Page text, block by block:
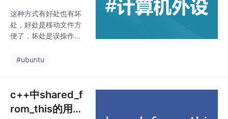
控制块的指针。使用时
需确保对象已被shared
_
这种方式有好处也有坏
处，好处是移动文件方
便了，坏处是误操作后
untu中，本身鼠标就特
环境都会发生变化，很
有可能编译失败，然后
各种找问题，索性直接
#ubuntu
c++中shared_f
rom_this的用法